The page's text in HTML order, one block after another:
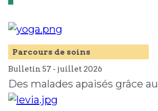
Parcours de soins
Bulletin 57 - juillet 2026
Des malades apaisés grâce